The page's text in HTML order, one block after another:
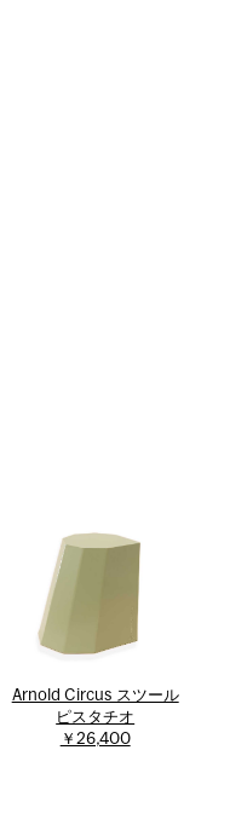
Arnold Circus スツール
ピスタチオ
￥26,400